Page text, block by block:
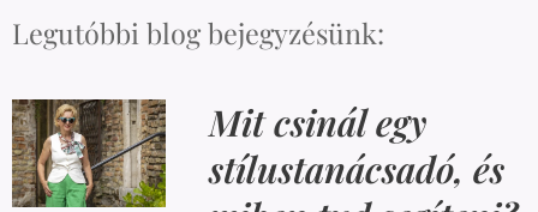
Legutóbbi blog bejegyzésünk:
Mit csinál egy
stílustanácsadó, és